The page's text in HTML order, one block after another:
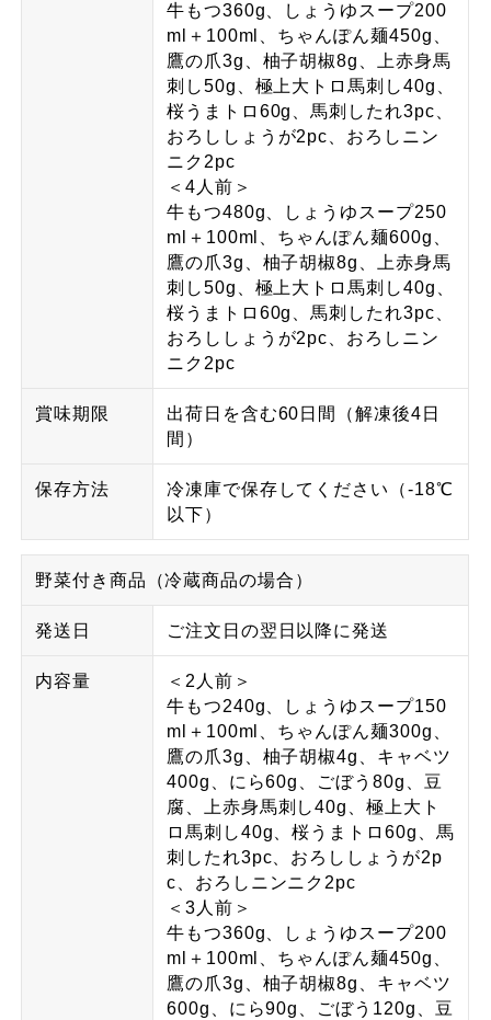
牛もつ360g、しょうゆスープ200
ml＋100ml、ちゃんぽん麺450g、
鷹の爪3g、柚子胡椒8g、上赤身馬
刺し50g、極上大トロ馬刺し40g、
桜うまトロ60g、馬刺したれ3pc、
おろししょうが2pc、おろしニン
ニク2pc
＜4人前＞
牛もつ480g、しょうゆスープ250
ml＋100ml、ちゃんぽん麺600g、
鷹の爪3g、柚子胡椒8g、上赤身馬
刺し50g、極上大トロ馬刺し40g、
桜うまトロ60g、馬刺したれ3pc、
おろししょうが2pc、おろしニン
ニク2pc
賞味期限
出荷日を含む60日間（解凍後4日
間）
保存方法
冷凍庫で保存してください（-18℃
以下）
野菜付き商品（冷蔵商品の場合）
発送日 ご注文日の翌日以降に発送
内容量
＜2人前＞
牛もつ240g、しょうゆスープ150
ml＋100ml、ちゃんぽん麺300g、
鷹の爪3g、柚子胡椒4g、キャベツ
400g、にら60g、ごぼう80g、豆
腐、上赤身馬刺し40g、極上大ト
ロ馬刺し40g、桜うまトロ60g、馬
刺したれ3pc、おろししょうが2p
c、おろしニンニク2pc
＜3人前＞
牛もつ360g、しょうゆスープ200
ml＋100ml、ちゃんぽん麺450g、
鷹の爪3g、柚子胡椒8g、キャベツ
600g、にら90g、ごぼう120g、豆